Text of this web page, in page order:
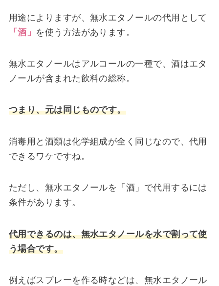
用途によりますが、無水エタノールの代用として
「酒」 を使う方法があります。
無水エタノールはアルコールの一種で、酒はエタ
ノールが含まれた飲料の総称。
つまり、元は同じものです。
消毒用と酒類は化学組成が全く同じなので、代用
できるワケですね。
ただし、無水エタノールを「酒」で代用するには
条件があります。
代用できるのは、無水エタノールを水で割って使
う場合です。
例えばスプレーを作る時などは、無水エタノール